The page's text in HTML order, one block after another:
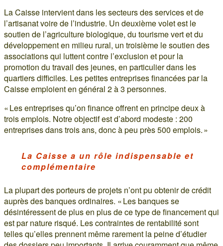
La Caisse intervient dans les secteurs des services et de
l’artisanat voire de l’industrie. Un deuxième volet est le
soutien de l’agriculture biologique, du tourisme vert et du
développement en milieu rural, un troisième le soutien des
associations qui luttent contre l’exclusion et pour la
promotion du travail des jeunes, en particulier dans les
quartiers difficiles. Les petites entreprises financées par la
Caisse emploient en général 2 à 3 personnes.
« Les entreprises qu’on finance offrent en principe deux à
trois emplois. Notre objectif est d’abord modeste : 200
entreprises dans trois ans, donc à peu près 500 emplois. »
La Caisse a un rôle indispensable et
complémentaire
La plupart des porteurs de projets n’ont pu obtenir de crédit
auprès des banques ordinaires. « Les banques se
désintéressent de plus en plus de ce type de financement qui
est par nature risqué. Les contraintes de rentabilité sont
telles qu’elles prennent même rarement la peine d’étudier